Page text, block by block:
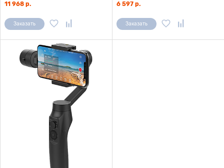
11 968 р.
Заказать
6 597 р.
Заказать